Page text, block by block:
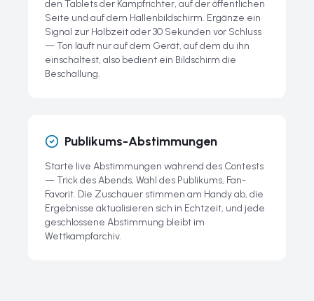
den Tablets der Kampfrichter, auf der öffentlichen
Seite und auf dem Hallenbildschirm. Ergänze ein
Signal zur Halbzeit oder 30 Sekunden vor Schluss
— Ton läuft nur auf dem Gerät, auf dem du ihn
einschaltest, also bedient ein Bildschirm die
Beschallung.
Publikums-Abstimmungen
Starte live Abstimmungen während des Contests
— Trick des Abends, Wahl des Publikums, Fan-
Favorit. Die Zuschauer stimmen am Handy ab, die
Ergebnisse aktualisieren sich in Echtzeit, und jede
geschlossene Abstimmung bleibt im
Wettkampfarchiv.